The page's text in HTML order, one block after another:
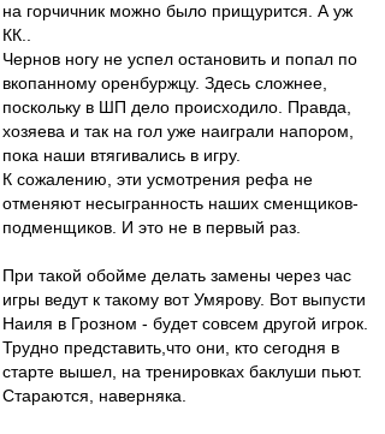
на горчичник можно было прищурится. А уж
КК..
Чернов ногу не успел остановить и попал по
вкопанному оренбуржцу. Здесь сложнее,
поскольку в ШП дело происходило. Правда,
хозяева и так на гол уже наиграли напором,
пока наши втягивались в игру.
К сожалению, эти усмотрения рефа не
отменяют несыгранность наших сменщиков-
подменщиков. И это не в первый раз.
При такой обойме делать замены через час
игры ведут к такому вот Умярову. Вот выпусти
Наиля в Грозном - будет совсем другой игрок.
Трудно представить,что они, кто сегодня в
старте вышел, на тренировках баклуши пьют.
Стараются, наверняка.